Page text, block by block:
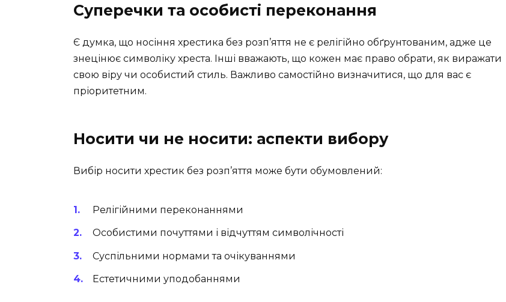
Суперечки та особисті переконання
Є думка, що носіння хрестика без розп’яття не є релігійно обґрунтованим, адже це
знецінює символіку хреста. Інші вважають, що кожен має право обрати, як виражати
свою віру чи особистий стиль. Важливо самостійно визначитися, що для вас є
пріоритетним.
Носити чи не носити: аспекти вибору
Вибір носити хрестик без розп’яття може бути обумовлений:
Релігійними переконаннями
Особистими почуттями і відчуттям символічності
Суспільними нормами та очікуваннями
Естетичними уподобаннями